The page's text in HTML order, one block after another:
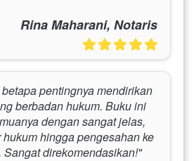
Rina Maharani, Notaris
pentingnya mendirikan
berbadan hukum. Buku ini
dengan sangat jelas,
hingga pengesahan ke
Sangat direkomendasikan!"